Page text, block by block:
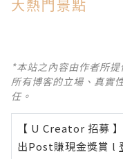
大熱門景點
*本站之內容由作者所
所有博客的立場、真實
任。
【 U Creator 招募 】
出Post賺現金獎賞 l